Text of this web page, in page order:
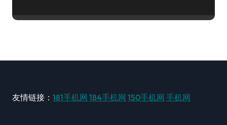
友情链接： 181手机网 184手机网 150手机网 手机网